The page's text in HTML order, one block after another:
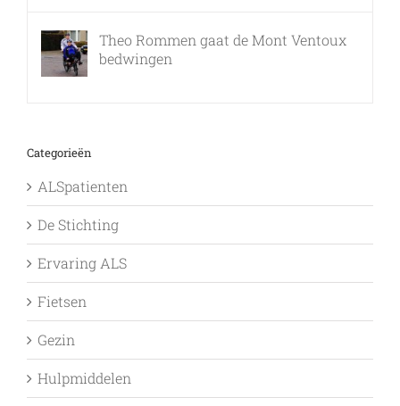
Theo Rommen gaat de Mont Ventoux
bedwingen
Categorieën
ALSpatienten
De Stichting
Ervaring ALS
Fietsen
Gezin
Hulpmiddelen